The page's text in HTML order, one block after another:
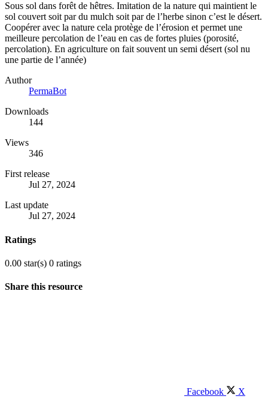
Sous sol dans forêt de hêtres. Imitation de la nature qui maintient le
sol couvert soit par du mulch soit par de l’herbe sinon c’est le désert.
Coopérer avec la nature cela protège de l’érosion et permet une
meilleure percolation de l’eau en cas de fortes pluies (porosité,
percolation). En agriculture on fait souvent un semi désert (sol nu
une partie de l’année)
Author
PermaBot
Downloads
144
Views
346
First release
Jul 27, 2024
Last update
Jul 27, 2024
Ratings
0.00 star(s) 0 ratings
Share this resource
Facebook X